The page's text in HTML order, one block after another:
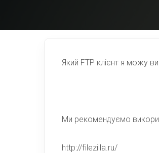
Який FTP клієнт я можу
Ми рекомендуємо
http://filezilla.ru/